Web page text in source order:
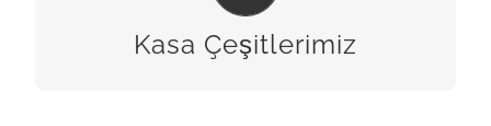
Kasa Çeşitlerimiz